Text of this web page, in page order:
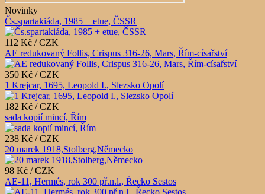
Novinky
Čs.spartakiáda, 1985 + etue, ČSSR
112 Kč / CZK
AE redukovaný Follis, Crispus 316-26, Mars, Řím-císařství
350 Kč / CZK
1 Krejcar, 1695, Leopold I., Slezsko Opolí
182 Kč / CZK
sada kopií mincí, Řím
238 Kč / CZK
20 marek 1918,Stolberg,Německo
98 Kč / CZK
AE-11, Hermés, rok 300 př.n.l., Řecko Sestos